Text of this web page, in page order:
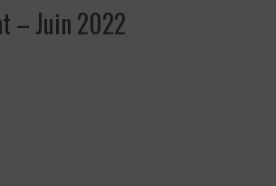
– Juin 2022